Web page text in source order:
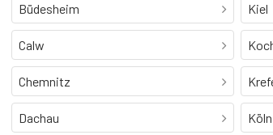
Büdesheim
Calw
Chemnitz
Dachau
Kiel
Köln